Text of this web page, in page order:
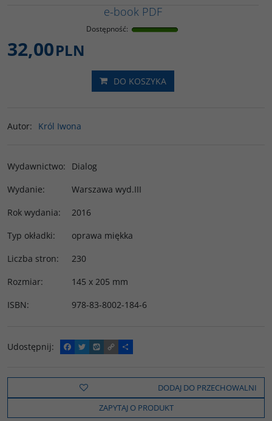
e-book PDF
Dostępność:
32,00PLN
DO KOSZYKA
Autor: Król Iwona
Wydawnictwo:
Dialog
Wydanie:
Warszawa wyd.III
Rok wydania:
2016
Typ okładki:
oprawa miękka
Liczba stron:
230
Rozmiar:
145 x 205 mm
ISBN: 978-83-8002-184-6
Udostępnij:
F
a
e
o
k
T
w
t
t
e
W
y
o
C
o
y
i
n
k
P
o
z
e
l
s
DODAJ DO PRZECHOWALNI
ZAPYTAJ O PRODUKT